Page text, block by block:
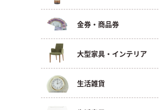
金券・商品券
大型家具・インテリア
生活雑貨